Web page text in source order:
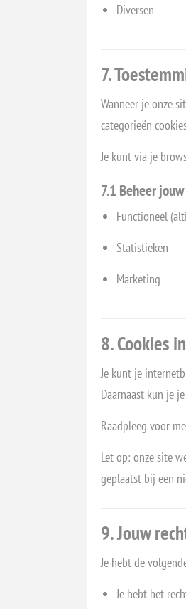
Diversen
7.
Wanneer je onze
categorieën
Je kunt via je
7.1 Beheer
Functioneel
Statistieken
Marketing
8. Cookies
Je kunt je
Daarnaast kun je
Raadpleeg voor
Let op: onze site
geplaatst bij een
9. Jouw
Je hebt de
Je hebt het